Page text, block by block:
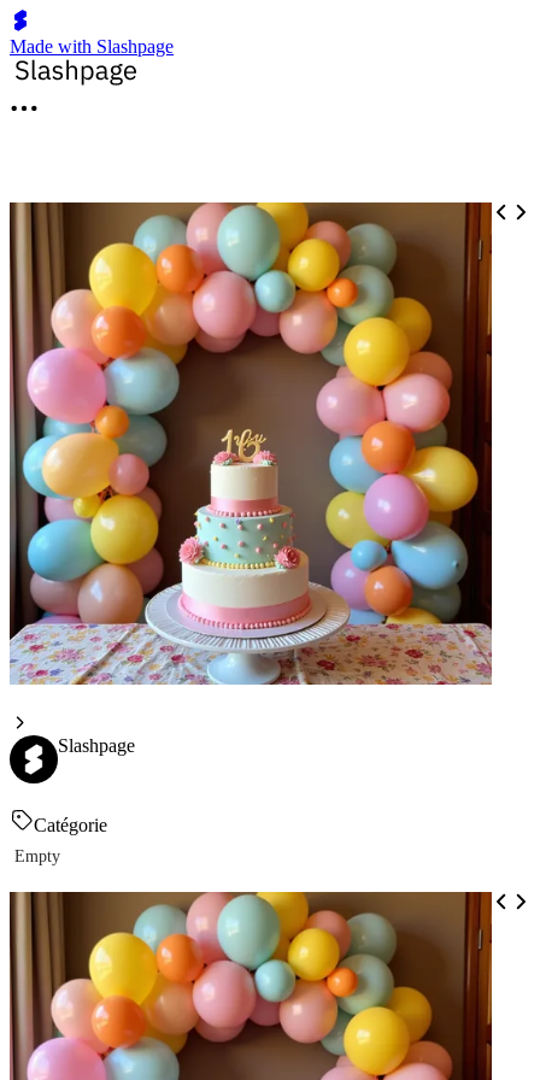
Made with Slashpage
Slashpage
Catégorie
Empty